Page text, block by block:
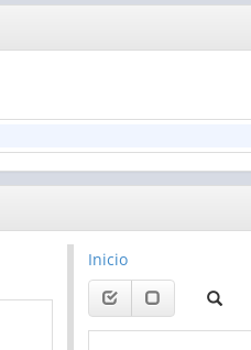
Inicio